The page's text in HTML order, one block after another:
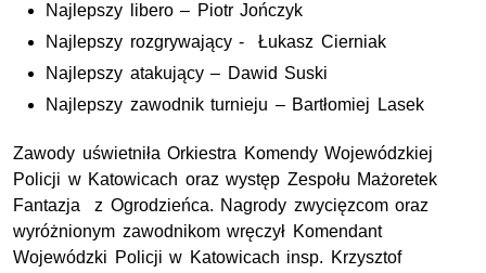
Najlepszy libero – Piotr Jończyk
Najlepszy rozgrywający - Łukasz Cierniak
Najlepszy atakujący – Dawid Suski
Najlepszy zawodnik turnieju – Bartłomiej Lasek
Zawody uświetniła Orkiestra Komendy Wojewódzkiej
Policji w Katowicach oraz występ Zespołu Mażoretek
Fantazja z Ogrodzieńca. Nagrody zwycięzcom oraz
wyróżnionym zawodnikom wręczył Komendant
Wojewódzki Policji w Katowicach insp. Krzysztof